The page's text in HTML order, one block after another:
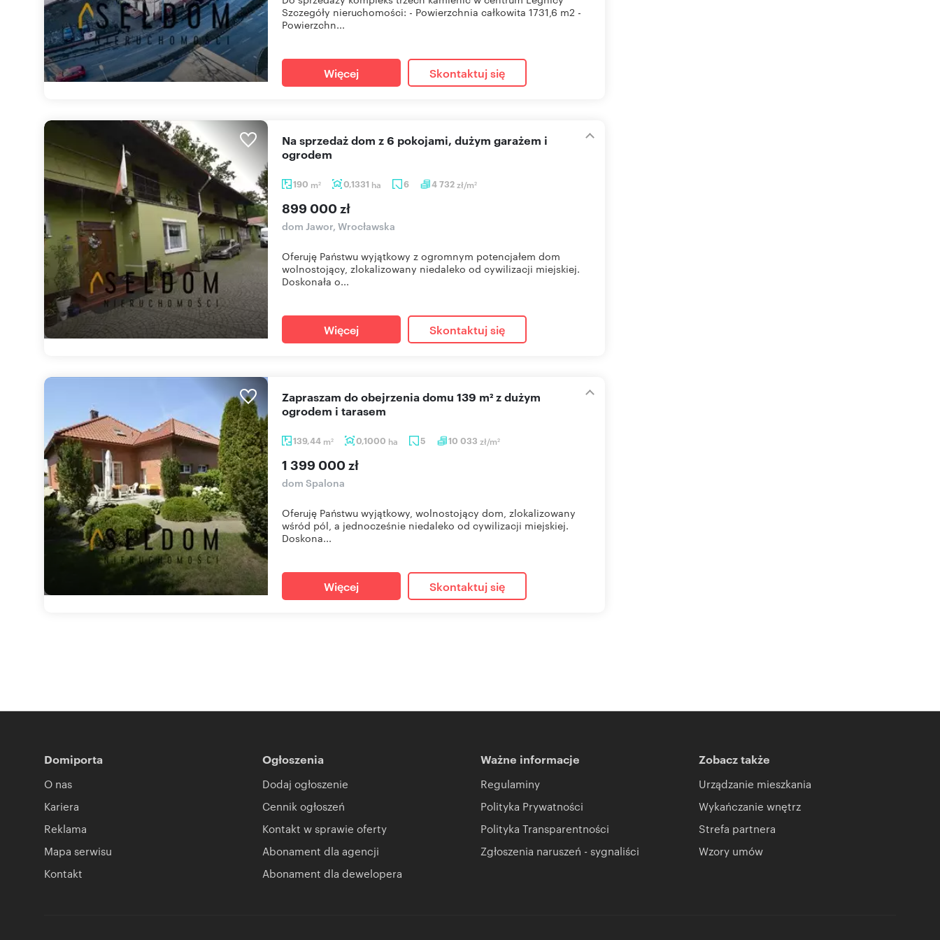
Szczegóły nieruchomości: - Powierzchnia całkowita 1731,6 m2 -
Powierzchn...
Więcej Skontaktuj się
190 m2 0,1331 ha 6 4 732zł/m2
Na sprzedaż dom z 6 pokojami, dużym garażem i
ogrodem
899 000 zł
dom Jawor, Wrocławska
Oferuję Państwu wyjątkowy z ogromnym potencjałem dom
wolnostojący, zlokalizowany niedaleko od cywilizacji miejskiej.
Doskonała o...
Więcej Skontaktuj się
139,44 m2 0,1000 ha 5 10 033 zł/m2
Zapraszam do obejrzenia domu 139 m² z dużym
ogrodem i tarasem
1 399 000 zł
dom Spalona
Oferuję Państwu wyjątkowy, wolnostojący dom, zlokalizowany
wśród pól, a jednocześnie niedaleko od cywilizacji miejskiej.
Doskona...
Więcej Skontaktuj się
Domiporta
O nas
Kariera
Reklama
Mapa serwisu
Kontakt
Ogłoszenia
Dodaj ogłoszenie
Cennik ogłoszeń
Kontakt w sprawie oferty
Abonament dla agencji
Abonament dla dewelopera
Ważne informacje
Regulaminy
Polityka Prywatności
Polityka Transparentności
Zgłoszenia naruszeń - sygnaliści
Zobacz także
Urządzanie mieszkania
Wykańczanie wnętrz
Strefa partnera
Wzory umów